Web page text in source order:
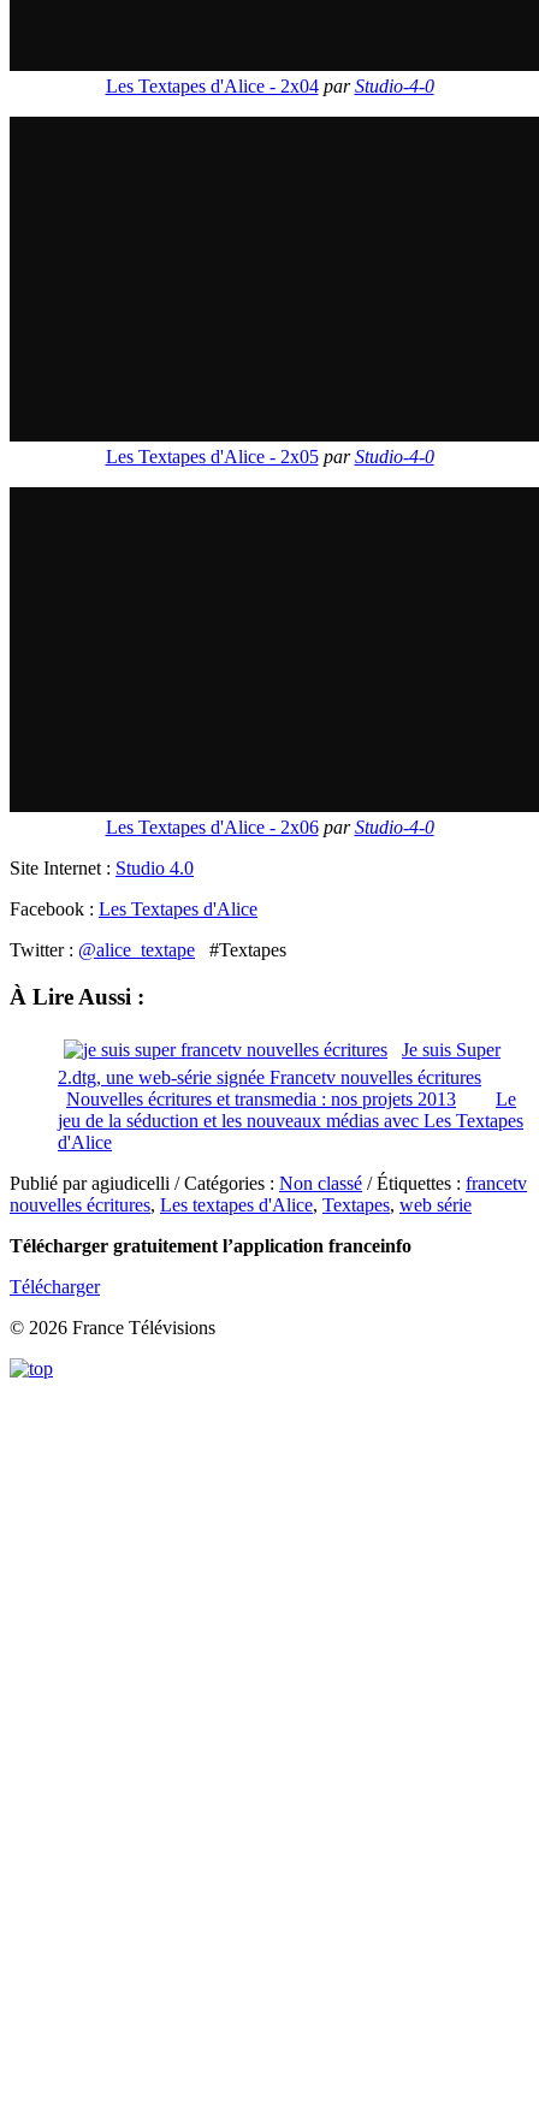
Les Textapes d'Alice - 2x04 parStudio-4-0
Les Textapes d'Alice - 2x05 parStudio-4-0
Les Textapes d'Alice - 2x06 parStudio-4-0
Site Internet : Studio 4.0
Facebook : Les Textapes d'Alice
Twitter : @alice_textape #Textapes
À Lire Aussi :
Je suis Super
2.dtg, une web-série signée Francetv nouvelles écritures
Nouvelles écritures et transmedia : nos projets 2013
Le
jeu de la séduction et les nouveaux médias avec Les Textapes
d'Alice
Publié par agiudicelli / Catégories : Non classé / Étiquettes : francetv
nouvelles écritures, Les textapes d'Alice, Textapes, web série
Télécharger gratuitement l’application franceinfo
Télécharger
© 2026 France Télévisions